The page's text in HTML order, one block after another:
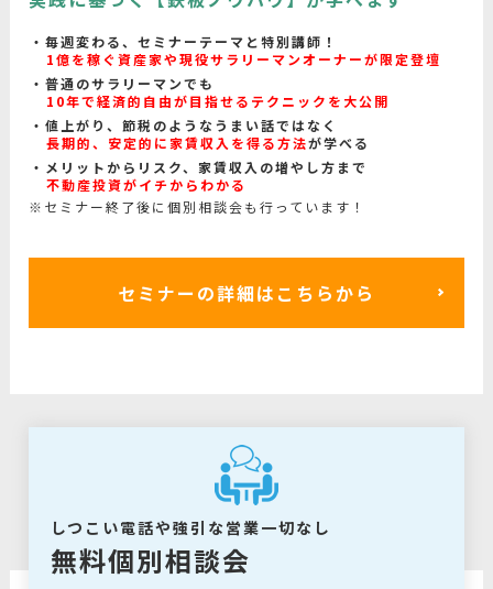
毎週変わる、セミナーテーマと特別講師！
1億を稼ぐ資産家や現役サラリーマンオーナーが限定登壇
普通のサラリーマンでも
10年で経済的自由が目指せるテクニックを大公開
値上がり、節税のようなうまい話ではなく
長期的、安定的に家賃収入を得る方法が学べる
メリットからリスク、家賃収入の増やし方まで
不動産投資がイチからわかる
※セミナー終了後に個別相談会も行っています！
セミナーの詳細はこちらから
しつこい電話や強引な営業一切なし
無料個別相談会